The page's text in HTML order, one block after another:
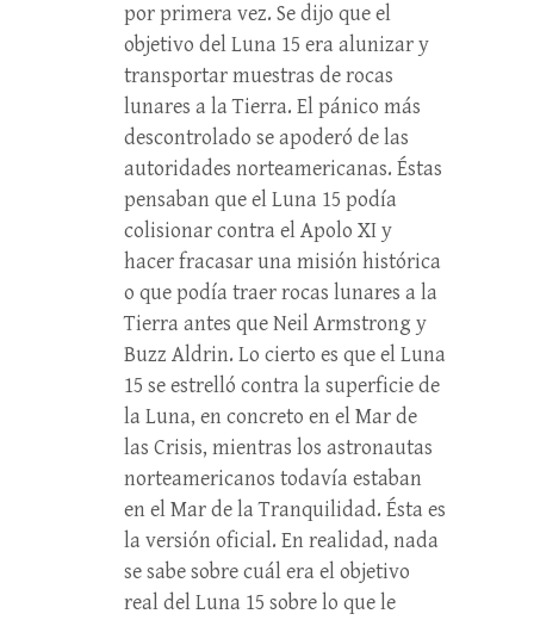
por primera vez. Se dijo que el
objetivo del Luna 15 era alunizar y
transportar muestras de rocas
lunares a la Tierra. El pánico más
descontrolado se apoderó de las
autoridades norteamericanas. Éstas
pensaban que el Luna 15 podía
colisionar contra el Apolo XI y
hacer fracasar una misión histórica
o que podía traer rocas lunares a la
Tierra antes que Neil Armstrong y
Buzz Aldrin. Lo cierto es que el Luna
15 se estrelló contra la superficie de
la Luna, en concreto en el Mar de
las Crisis, mientras los astronautas
norteamericanos todavía estaban
en el Mar de la Tranquilidad. Ésta es
la versión oficial. En realidad, nada
se sabe sobre cuál era el objetivo
real del Luna 15 sobre lo que le